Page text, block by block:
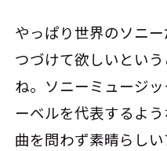
やっぱり世界のソニ
つづけて欲しいとい
ね。ソニーミュージ
ーベルを代表するよ
曲を問わず素晴らし